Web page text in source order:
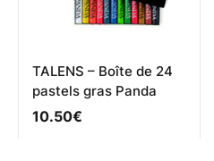
TALENS – Boîte de 24
pastels gras Panda
10.50€